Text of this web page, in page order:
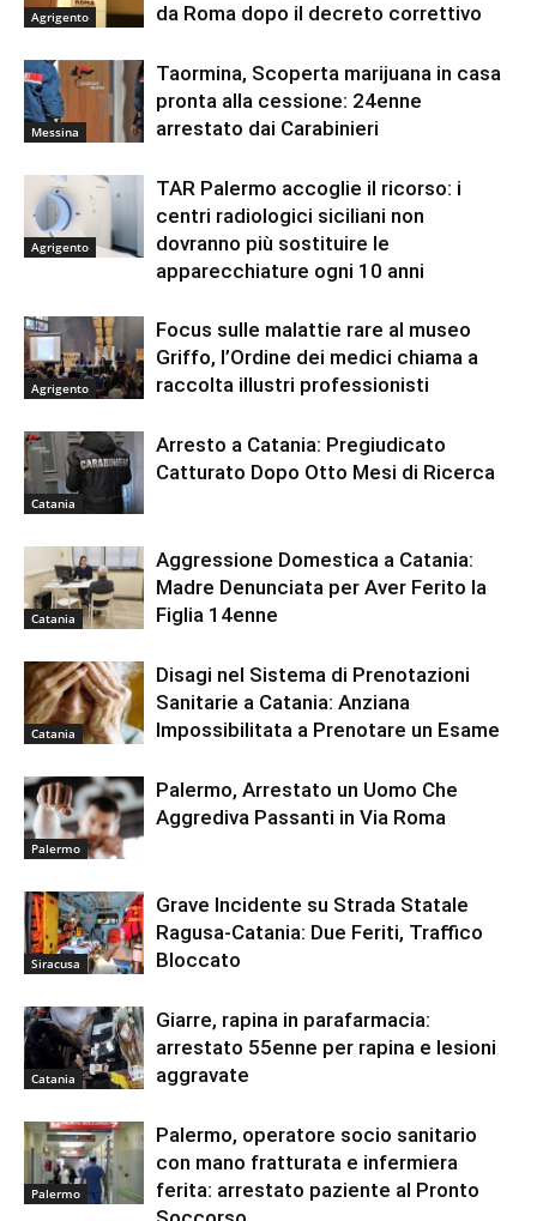
Agrigento
da Roma dopo il decreto correttivo
Messina
Taormina, Scoperta marijuana in casa
pronta alla cessione: 24enne
arrestato dai Carabinieri
Agrigento
TAR Palermo accoglie il ricorso: i
centri radiologici siciliani non
dovranno più sostituire le
apparecchiature ogni 10 anni
Agrigento
Focus sulle malattie rare al museo
Griffo, l’Ordine dei medici chiama a
raccolta illustri professionisti
Catania
Arresto a Catania: Pregiudicato
Catturato Dopo Otto Mesi di Ricerca
Catania
Aggressione Domestica a Catania:
Madre Denunciata per Aver Ferito la
Figlia 14enne
Catania
Disagi nel Sistema di Prenotazioni
Sanitarie a Catania: Anziana
Impossibilitata a Prenotare un Esame
Palermo
Palermo, Arrestato un Uomo Che
Aggrediva Passanti in Via Roma
Siracusa
Grave Incidente su Strada Statale
Ragusa-Catania: Due Feriti, Traffico
Bloccato
Catania
Giarre, rapina in parafarmacia:
arrestato 55enne per rapina e lesioni
aggravate
Palermo
Palermo, operatore socio sanitario
con mano fratturata e infermiera
ferita: arrestato paziente al Pronto